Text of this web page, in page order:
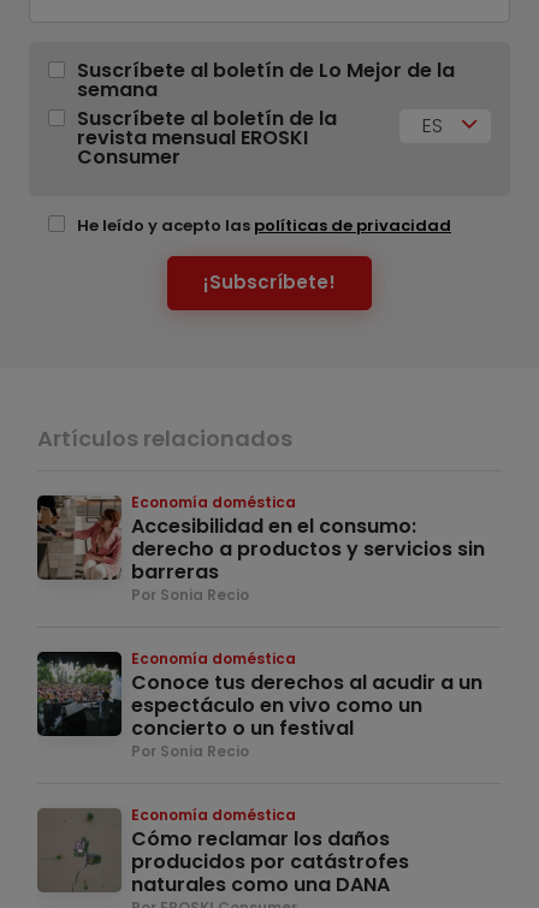
Suscríbete al boletín de Lo Mejor de la
semana
Suscríbete al boletín de la
revista mensual EROSKI
Consumer
ES
He leído y acepto las políticas de privacidad
¡Subscríbete!
Artículos relacionados
Economía doméstica
Accesibilidad en el consumo:
derecho a productos y servicios sin
barreras
Por Sonia Recio
Economía doméstica
Conoce tus derechos al acudir a un
espectáculo en vivo como un
concierto o un festival
Por Sonia Recio
Economía doméstica
Cómo reclamar los daños
producidos por catástrofes
naturales como una DANA